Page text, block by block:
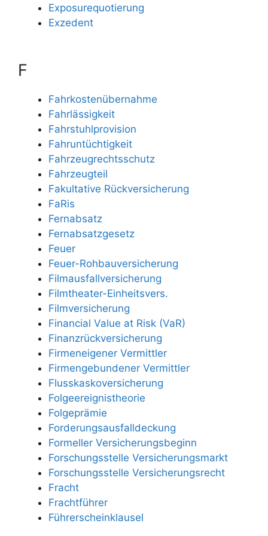
Exposurequotierung
Exzedent
F
Fahrkostenübernahme
Fahrlässigkeit
Fahrstuhlprovision
Fahruntüchtigkeit
Fahrzeugrechtsschutz
Fahrzeugteil
Fakultative Rückversicherung
FaRis
Fernabsatz
Fernabsatzgesetz
Feuer
Feuer-Rohbauversicherung
Filmausfallversicherung
Filmtheater-Einheitsvers.
Filmversicherung
Financial Value at Risk (VaR)
Finanzrückversicherung
Firmeneigener Vermittler
Firmengebundener Vermittler
Flusskaskoversicherung
Folgeereignistheorie
Folgeprämie
Forderungsausfalldeckung
Formeller Versicherungsbeginn
Forschungsstelle Versicherungsmarkt
Forschungsstelle Versicherungsrecht
Fracht
Frachtführer
Führerscheinklausel